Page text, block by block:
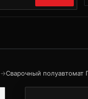
→Сварочный полуавтомат